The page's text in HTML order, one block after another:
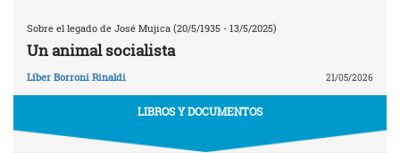
Sobre el legado de José Mujica (20/5/1935 - 13/5/2025)
Un animal socialista
Líber Borroni Rinaldi 21/05/2026
LIBROS Y DOCUMENTOS